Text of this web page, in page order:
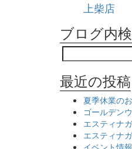
上柴店
ブログ内
最近の投稿
夏季休業の
ゴールデン
エスティナ
エスティナ